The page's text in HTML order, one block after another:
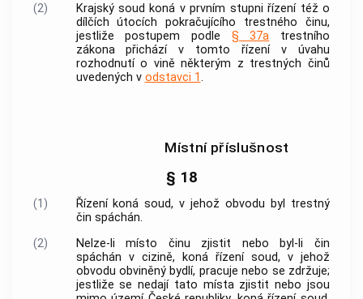
(2)
Krajský soud koná v prvním stupni řízení též o
dílčích útocích pokračujícího trestného činu,
jestliže postupem podle § 37a trestního
zákona přichází v tomto řízení v úvahu
rozhodnutí o vině některým z trestných činů
uvedených v odstavci 1.
Místní příslušnost
§ 18
(1) Řízení koná soud, v jehož obvodu byl trestný
čin spáchán.
(2)
Nelze-li místo činu zjistit nebo byl-li čin
spáchán v cizině, koná řízení soud, v jehož
obvodu obviněný bydlí, pracuje nebo se zdržuje;
jestliže se nedají tato místa zjistit nebo jsou